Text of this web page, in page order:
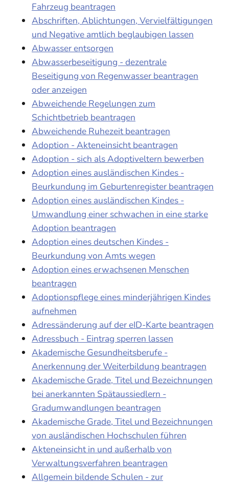
Fahrzeug beantragen
Abschriften, Ablichtungen, Vervielfältigungen
und Negative amtlich beglaubigen lassen
Abwasser entsorgen
Abwasserbeseitigung - dezentrale
Beseitigung von Regenwasser beantragen
oder anzeigen
Abweichende Regelungen zum
Schichtbetrieb beantragen
Abweichende Ruhezeit beantragen
Adoption - Akteneinsicht beantragen
Adoption - sich als Adoptiveltern bewerben
Adoption eines ausländischen Kindes -
Beurkundung im Geburtenregister beantragen
Adoption eines ausländischen Kindes -
Umwandlung einer schwachen in eine starke
Adoption beantragen
Adoption eines deutschen Kindes -
Beurkundung von Amts wegen
Adoption eines erwachsenen Menschen
beantragen
Adoptionspflege eines minderjährigen Kindes
aufnehmen
Adressänderung auf der eID-Karte beantragen
Adressbuch - Eintrag sperren lassen
Akademische Gesundheitsberufe -
Anerkennung der Weiterbildung beantragen
Akademische Grade, Titel und Bezeichnungen
bei anerkannten Spätaussiedlern -
Gradumwandlungen beantragen
Akademische Grade, Titel und Bezeichnungen
von ausländischen Hochschulen führen
Akteneinsicht in und außerhalb von
Verwaltungsverfahren beantragen
Allgemein bildende Schulen - zur